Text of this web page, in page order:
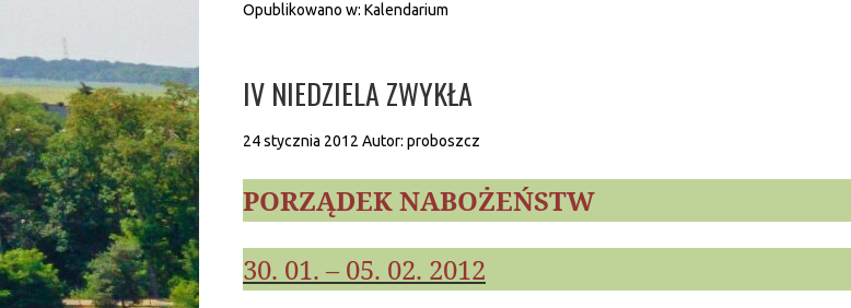
Opublikowano w: Kalendarium
IV NIEDZIELA ZWYKŁA
24 stycznia 2012 Autor: proboszcz
PORZĄDEK NABOŻEŃSTW
30. 01. – 05. 02. 2012